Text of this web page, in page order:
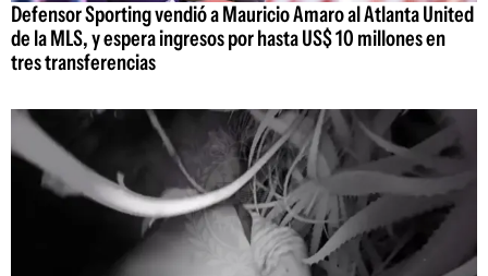
Defensor Sporting vendió a Mauricio Amaro al Atlanta United
de la MLS, y espera ingresos por hasta US$ 10 millones en
tres transferencias